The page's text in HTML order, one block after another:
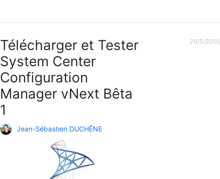
Télécharger et Tester
System Center
Configuration
Manager vNext Bêta
1
Jean-Sébastien DUCHÊNE
26/5/2010